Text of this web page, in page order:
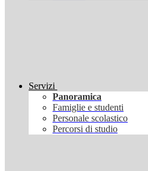
Servizi
Panoramica
Famiglie e studenti
Personale scolastico
Percorsi di studio